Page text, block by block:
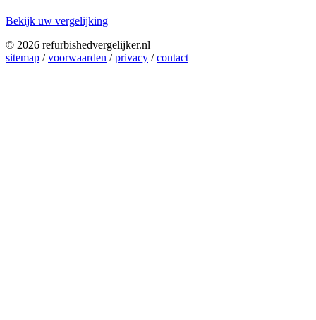
Bekijk uw vergelijking
© 2026 refurbishedvergelijker.nl
sitemap /voorwaarden /privacy /contact